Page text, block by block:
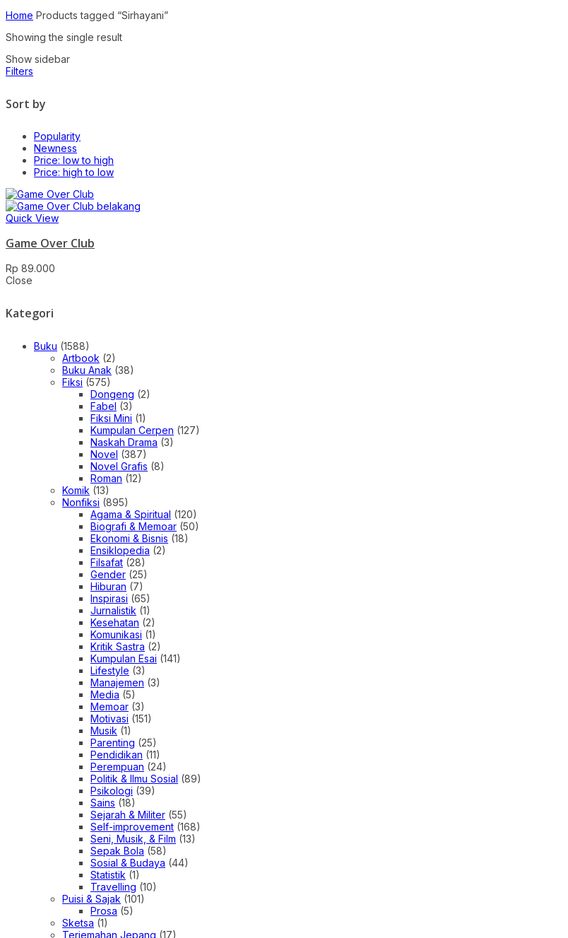
Home Products tagged “Sirhayani”
Showing the single result
Show sidebar
Filters
Sort by
Popularity
Newness
Price: low to high
Price: high to low
Quick View
Game Over Club
Rp 89.000
Close
Kategori
Buku (1588)
Artbook (2)
Buku Anak (38)
Fiksi (575)
Dongeng (2)
Fabel (3)
Fiksi Mini (1)
Kumpulan Cerpen (127)
Naskah Drama (3)
Novel (387)
Novel Grafis (8)
Roman (12)
Komik (13)
Nonfiksi (895)
Agama & Spiritual (120)
Biografi & Memoar (50)
Ekonomi & Bisnis (18)
Ensiklopedia (2)
Filsafat (28)
Gender (25)
Hiburan (7)
Inspirasi (65)
Jurnalistik (1)
Kesehatan (2)
Komunikasi (1)
Kritik Sastra (2)
Kumpulan Esai (141)
Lifestyle (3)
Manajemen (3)
Media (5)
Memoar (3)
Motivasi (151)
Musik (1)
Parenting (25)
Pendidikan (11)
Perempuan (24)
Politik & Ilmu Sosial (89)
Psikologi (39)
Sains (18)
Sejarah & Militer (55)
Self-improvement (168)
Seni, Musik, & Film (13)
Sepak Bola (58)
Sosial & Budaya (44)
Statistik (1)
Travelling (10)
Puisi & Sajak (101)
Prosa (5)
Sketsa (1)
Terjemahan Jepang (17)